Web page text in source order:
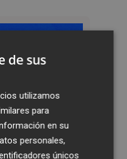
de sus
utilizamos
para
en su
personales,
únicos